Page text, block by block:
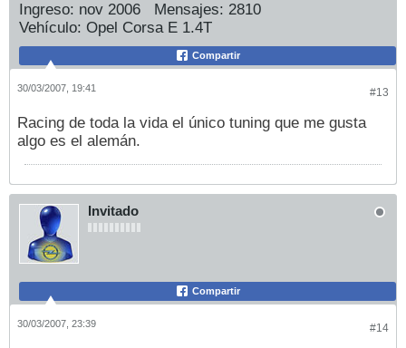
Ingreso: nov 2006 Mensajes: 2810
Vehículo: Opel Corsa E 1.4T
Compartir
#13
30/03/2007, 19:41
Racing de toda la vida el único tuning que me gusta
algo es el alemán.
Invitado
Compartir
#14
30/03/2007, 23:39